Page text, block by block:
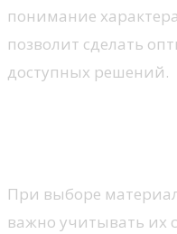
понимание
позволит сделать
доступных решений.
При выборе
важно учитывать их